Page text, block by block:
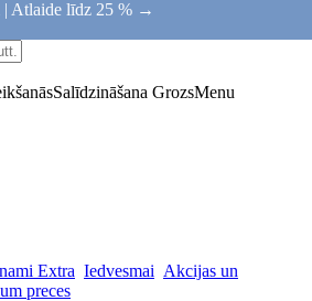
Atlaide līdz 25 % →
Salīdzināšana GrozsMenu
Extra Iedvesmai Akcijas un
preces